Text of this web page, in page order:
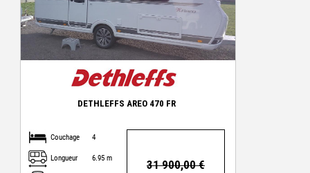
DETHLEFFS AREO 470 FR
Couchage 4
Longueur 6.95 m
31 900,00 €